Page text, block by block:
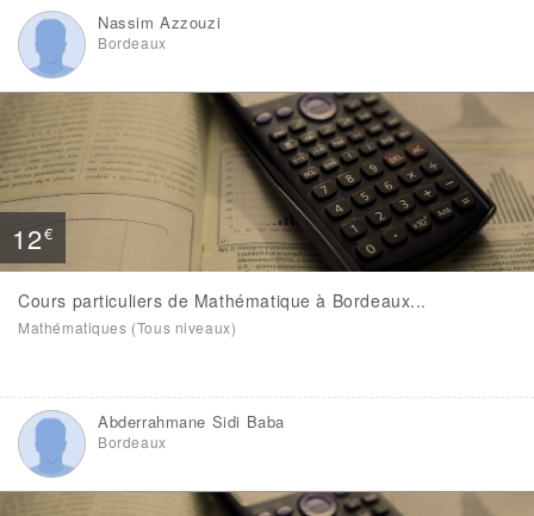
Nassim Azzouzi
Bordeaux
12€
Cours particuliers de Mathématique à Bordeaux...
Mathématiques (Tous niveaux)
Abderrahmane Sidi Baba
Bordeaux